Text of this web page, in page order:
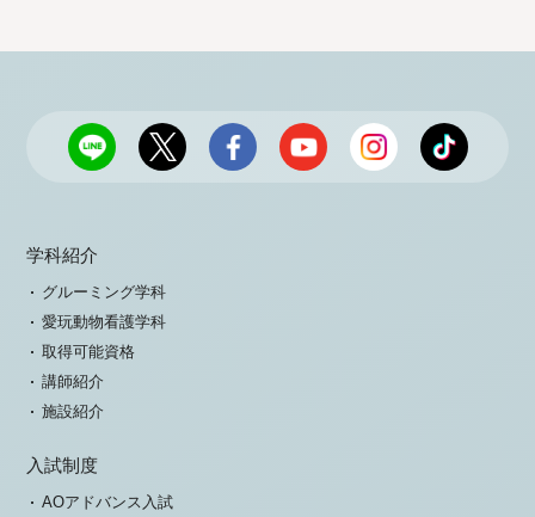
学科紹介
グルーミング学科
愛玩動物看護学科
取得可能資格
講師紹介
施設紹介
入試制度
AOアドバンス入試